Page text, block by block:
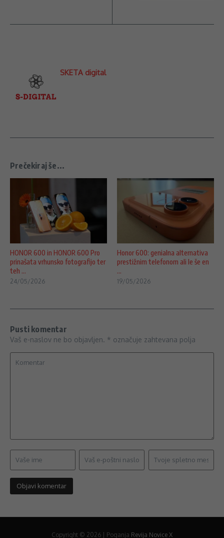
SKETA digital
Prečekiraj še...
HONOR 600 in HONOR 600 Pro
prinašata vrhunsko fotografijo ter
teh ...
24/05/2026
Honor 600: genialna alternativa
prestižnim telefonom ali le še en
...
19/05/2026
Pusti komentar
Vaš e-naslov ne bo objavljen. * označuje zahtevana polja
Copyright © 2026 | Poganja Revija Novice X